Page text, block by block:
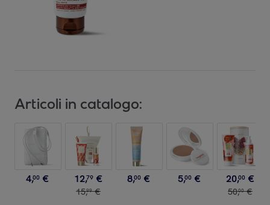
Articoli in catalogo:
4,00 € 12,79 €
15,99 €
8,00 € 5,00 € 20,00 €
50,00 €